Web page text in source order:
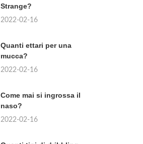
Strange?
2022-02-16
Quanti ettari per una
mucca?
2022-02-16
Come mai si ingrossa il
naso?
2022-02-16